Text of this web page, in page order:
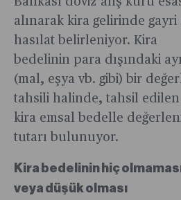
alınarak kira gelirinde gayri
hasılat belirleniyor. Kira
bedelinin para dışındaki
(mal, eşya vb. gibi) bir
tahsili halinde, tahsil edilen
kira emsal bedelle
tutarı bulunuyor.
Kira bedelinin hiç
veya düşük olması